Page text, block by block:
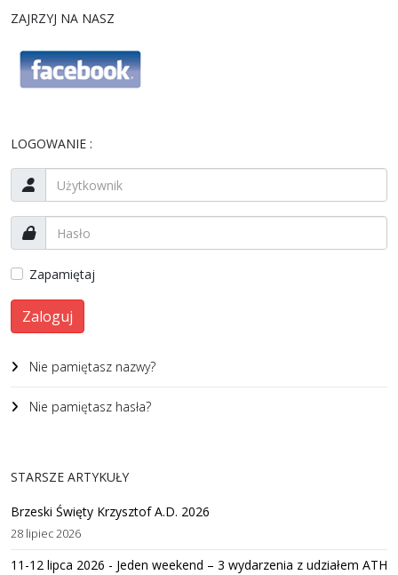
ZAJRZYJ NA NASZ
LOGOWANIE :
Zapamiętaj
Zaloguj
Nie pamiętasz nazwy?
Nie pamiętasz hasła?
STARSZE ARTYKUŁY
Brzeski Święty Krzysztof A.D. 2026
28 lipiec 2026
11-12 lipca 2026 - Jeden weekend – 3 wydarzenia z udziałem ATH